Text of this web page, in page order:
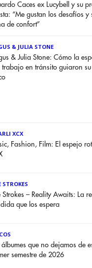
Caces ex Lucybell y su
“Me gustan los desafíos y
de confort”
& JULIA STONE
& Julia Stone: Cómo la
trabajo en tránsito guiaron su
XCX
Fashion, Film: El espejo
STROKES
Strokes – Reality Awaits: La
que los espera
álbumes que no dejamos de
semestre de 2026